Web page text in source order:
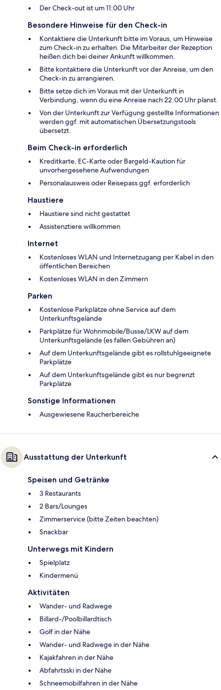
Der Check-out ist um 11:00 Uhr
Besondere Hinweise für den Check-in
Kontaktiere die Unterkunft bitte im Voraus, um Hinweise
zum Check-in zu erhalten. Die Mitarbeiter der Rezeption
heißen dich bei deiner Ankunft willkommen.
Bitte kontaktiere die Unterkunft vor der Anreise, um den
Check-in zu arrangieren.
Bitte setze dich im Voraus mit der Unterkunft in
Verbindung, wenn du eine Anreise nach 22:00 Uhr planst.
Von der Unterkunft zur Verfügung gestellte Informationen
werden ggf. mit automatischen Übersetzungstools
übersetzt.
Beim Check-in erforderlich
Kreditkarte, EC-Karte oder Bargeld-Kaution für
unvorhergesehene Aufwendungen
Personalausweis oder Reisepass ggf. erforderlich
Haustiere
Haustiere sind nicht gestattet
Assistenztiere willkommen
Internet
Kostenloses WLAN und Internetzugang per Kabel in den
öffentlichen Bereichen
Kostenloses WLAN in den Zimmern
Parken
Kostenlose Parkplätze ohne Service auf dem
Unterkunftsgelände
Parkplätze für Wohnmobile/Busse/LKW auf dem
Unterkunftsgelände (es fallen Gebühren an)
Auf dem Unterkunftsgelände gibt es rollstuhlgeeignete
Parkplätze
Auf dem Unterkunftsgelände gibt es nur begrenzt
Parkplätze
Sonstige Informationen
Ausgewiesene Raucherbereiche
Ausstattung der Unterkunft
Speisen und Getränke
3 Restaurants
2 Bars/Lounges
Zimmerservice (bitte Zeiten beachten)
Snackbar
Unterwegs mit Kindern
Spielplatz
Kindermenü
Aktivitäten
Wander- und Radwege
Billard-/Poolbillardtisch
Golf in der Nähe
Wander- und Radwege in der Nähe
Kajakfahren in der Nähe
Abfahrtsski in der Nähe
Schneemobilfahren in der Nähe